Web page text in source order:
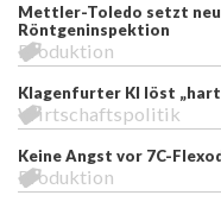
Mettler-Toledo setzt
Röntgeninspektion
Produktion
Klagenfurter KI löst
Wirtschaftspolitik
Keine Angst vor 7C-
Produktion